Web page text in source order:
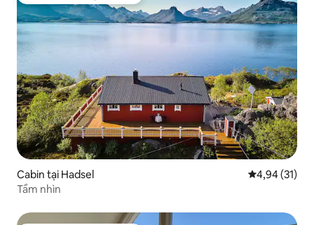
Cabin tại Hadsel Xếp hạng
4,94 (31)
Tầm nhìn